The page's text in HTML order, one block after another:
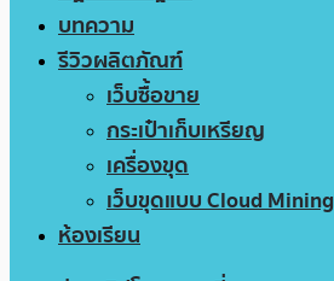
บทความ
รีวิวผลิตภัณฑ์
เว็บซื้อขาย
กระเป๋าเก็บเหรียญ
เครื่องขุด
เว็บขุดแบบ Cloud Mining
ห้องเรียน